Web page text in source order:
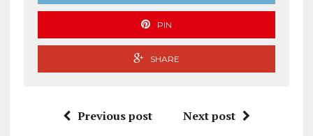
PIN
SHARE
Previous post Next post